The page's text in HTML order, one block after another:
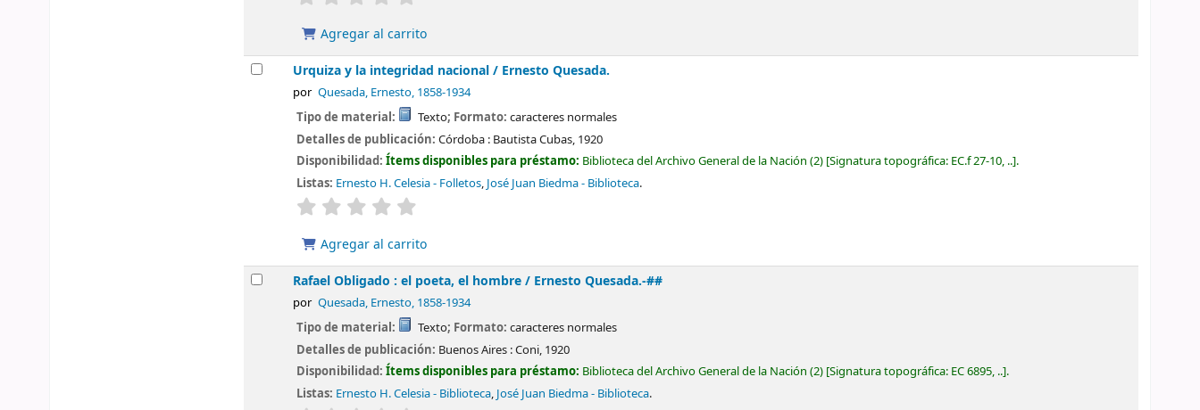
Agregar al carrito
Urquiza y la integridad nacional / Ernesto Quesada.
por Quesada, Ernesto, 1858-1934
Tipo de material: Texto; Formato: caracteres normales
Detalles de publicación:Córdoba : Bautista Cubas, 1920
Disponibilidad:Ítems disponibles para préstamo: Biblioteca del Archivo General de la Nación (2) Signatura topográfica: EC.f 27-10, .. .
Listas: Ernesto H. Celesia - Folletos, José Juan Biedma - Biblioteca.
valoración
Agregar al carrito
Rafael Obligado : el poeta, el hombre / Ernesto Quesada.-##
por Quesada, Ernesto, 1858-1934
Tipo de material: Texto; Formato: caracteres normales
Detalles de publicación: Buenos Aires :Coni, 1920
Disponibilidad:Ítems disponibles para préstamo: Biblioteca del Archivo General de la Nación (2) Signatura topográfica: EC 6895, .. .
Listas: Ernesto H. Celesia - Biblioteca, José Juan Biedma - Biblioteca.